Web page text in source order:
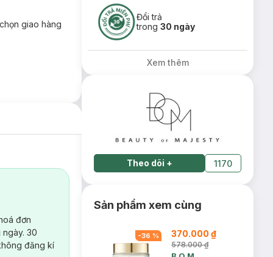
giao hàng
đơn
30
đăng kí
Đổi trả
trong30 ngày
Xem thêm
Theo dõi + 1170
Sản phẩm xem cùng
-36 % 370.000 ₫
578.000 ₫